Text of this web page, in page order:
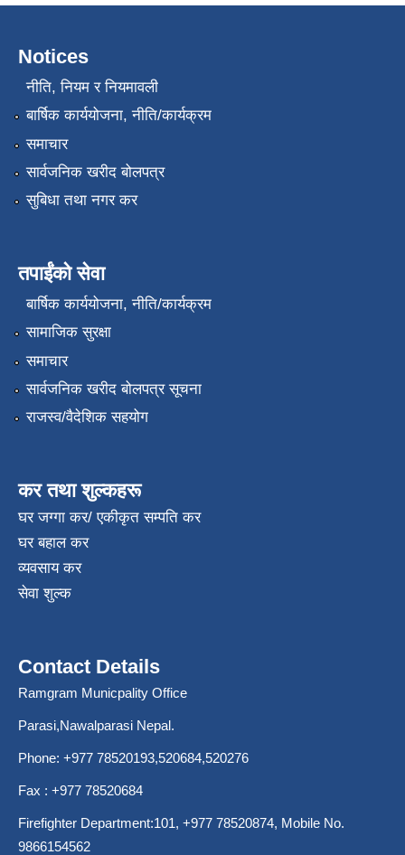
Notices
नीति, नियम र नियमावली
बार्षिक कार्ययोजना, नीति/कार्यक्रम
समाचार
सार्वजनिक खरीद बोलपत्र
सुबिधा तथा नगर कर
तपाईंको सेवा
बार्षिक कार्ययोजना, नीति/कार्यक्रम
सामाजिक सुरक्षा
समाचार
सार्वजनिक खरीद बोलपत्र सूचना
राजस्व/वैदेशिक सहयोग
कर तथा शुल्कहरू
घर जग्गा कर/ एकीकृत सम्पति कर
घर बहाल कर
व्यवसाय कर
सेवा शुल्क
Contact Details
Ramgram Municpality Office
Parasi,Nawalparasi Nepal.
Phone: +977 78520193,520684,520276
Fax : +977 78520684
Firefighter Department:101, +977 78520874, Mobile No.
9866154562